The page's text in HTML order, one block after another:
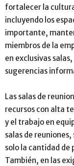
fortalecer la
incluyendo los
importante,
miembros de la
en exclusivas
sugerencias
Las salas de
recursos con alta
y el trabajo en
salas de
solo la cantidad de
También, en las